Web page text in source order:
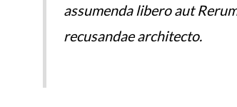
assumenda libero aut
recusandae architecto.